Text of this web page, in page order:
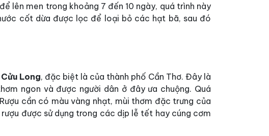
lên men trong khoảng 7 đến 10 ngày, quá trình này
cốt dừa được lọc để loại bỏ các hạt bã, sau đó
Long, đặc biệt là của thành phố Cần Thơ. Đây là
ngon và được người dân ở đây ưa chuộng. Quá
cần có màu vàng nhạt, mùi thơm đặc trưng của
được sử dụng trong các dịp lễ tết hay cúng cơm